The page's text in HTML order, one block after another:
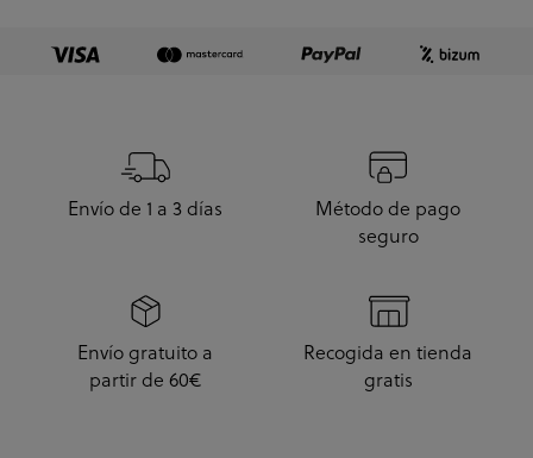
Envío de 1 a 3 días
Método de pago
seguro
Envío gratuito a
partir de 60€
Recogida en tienda
gratis